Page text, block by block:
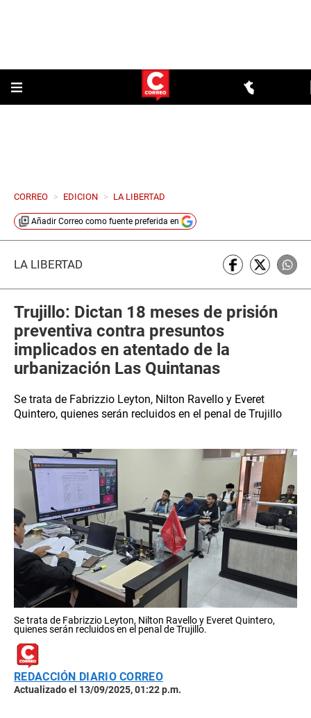
CORREO > EDICION > LA LIBERTAD
Añadir Correo como fuente preferida en
LA LIBERTAD
Trujillo: Dictan 18 meses de prisión
preventiva contra presuntos
implicados en atentado de la
urbanización Las Quintanas
Se trata de Fabrizzio Leyton, Nilton Ravello y Everet
Quintero, quienes serán recluidos en el penal de Trujillo
Se trata de Fabrizzio Leyton, Nilton Ravello y Everet Quintero,
quienes serán recluidos en el penal de Trujillo.
REDACCIÓN DIARIO CORREO
Actualizado el 13/09/2025, 01:22 p.m.